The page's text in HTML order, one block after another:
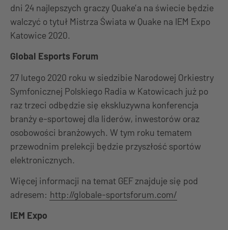
dni 24 najlepszych graczy Quake’a na świecie będzie
walczyć o tytuł Mistrza Świata w Quake na IEM Expo
Katowice 2020.
Global Esports Forum
27 lutego 2020 roku w siedzibie Narodowej Orkiestry
Symfonicznej Polskiego Radia w Katowicach już po
raz trzeci odbędzie się ekskluzywna konferencja
branży e-sportowej dla liderów, inwestorów oraz
osobowości branżowych. W tym roku tematem
przewodnim prelekcji będzie przyszłość sportów
elektronicznych.
Więcej informacji na temat GEF znajduje się pod
adresem: http://globale-sportsforum.com/
IEM Expo